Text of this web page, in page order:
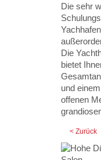
Die sehr
Die
bietet
und
offenen
< Zurück